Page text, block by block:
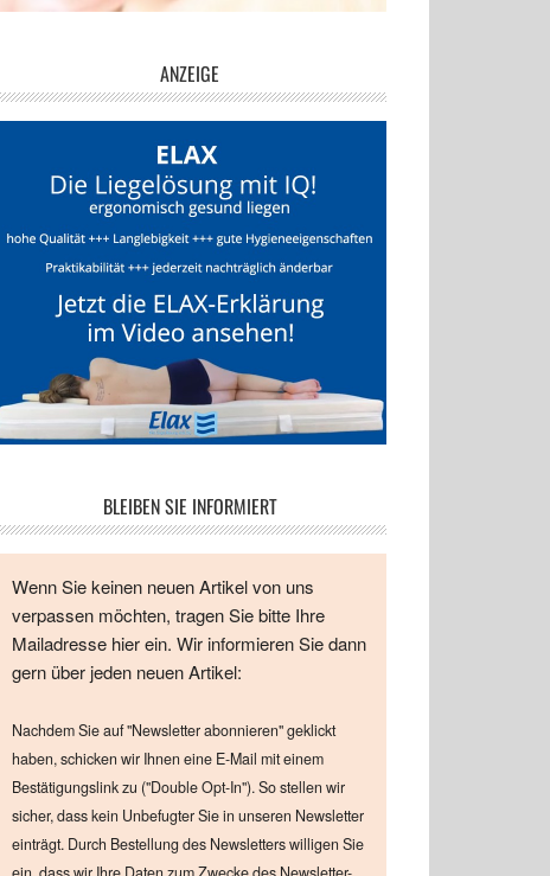
ANZEIGE
BLEIBEN SIE INFORMIERT
Wenn Sie keinen neuen Artikel von uns
verpassen möchten, tragen Sie bitte Ihre
Mailadresse hier ein. Wir informieren Sie dann
gern über jeden neuen Artikel:
Nachdem Sie auf "Newsletter abonnieren" geklickt
haben, schicken wir Ihnen eine E-Mail mit einem
Bestätigungslink zu ("Double Opt-In"). So stellen wir
sicher, dass kein Unbefugter Sie in unseren Newsletter
einträgt. Durch Bestellung des Newsletters willigen Sie